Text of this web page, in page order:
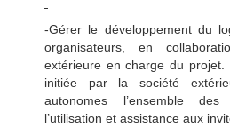
-Gérer le développement du
organisateurs, en
extérieure en charge du projet.
initiée par la société
autonomes l’ensemble
l’utilisation et assistance aux